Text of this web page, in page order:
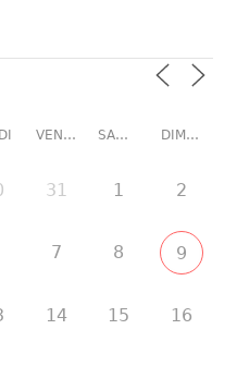
VENDREDI SAMEDI DIMANCHE
31 1 2
7 8 9
14 15 16